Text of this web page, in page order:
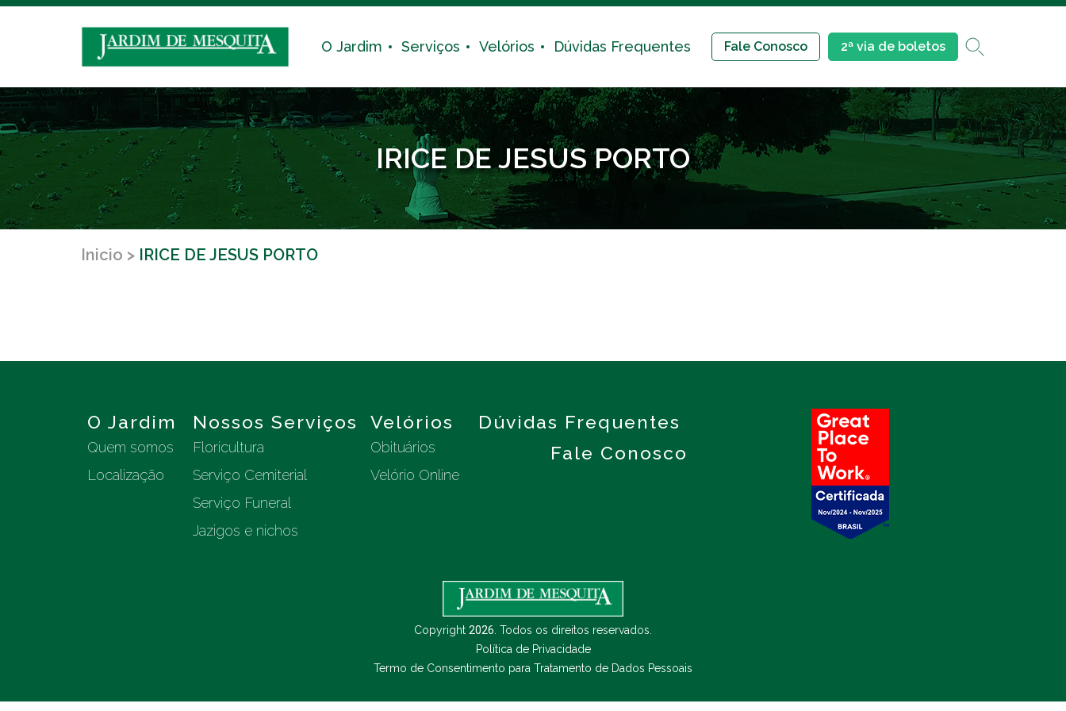
O Jardim Serviços Velórios Dúvidas Frequentes Fale Conosco 2ª via de boletos
IRICE DE JESUS PORTO
Inicio IRICE DE JESUS PORTO
O Jardim
Quem somos
Localização
Nossos Serviços
Floricultura
Serviço Cemiterial
Serviço Funeral
Jazigos e nichos
Velórios
Obituários
Velório Online
Dúvidas Frequentes
Fale Conosco
Copyright 2026 . Todos os direitos reservados.
Política de Privacidade
Termo de Consentimento para Tratamento de Dados Pessoais